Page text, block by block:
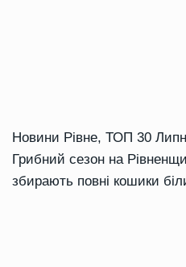
Новини Рівне, ТОП 30
Грибний сезон на
збирають повні кошики